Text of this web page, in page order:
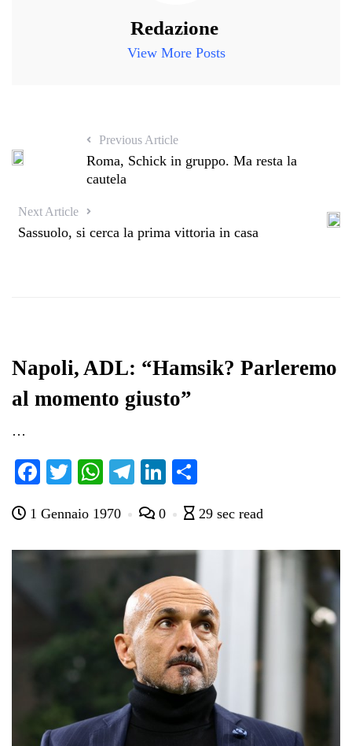
Redazione
View More Posts
Previous Article
Roma, Schick in gruppo. Ma resta la
cautela
Next Article
Sassuolo, si cerca la prima vittoria in casa
Napoli, ADL: “Hamsik? Parleremo
al momento giusto”
…
Fa
bo
ok
T
tte
r
W
ts
A
pp
Te
gr
a
m
Li
ed
In
di
vi
1 Gennaio 1970 0 29 sec read